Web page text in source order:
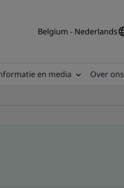
Belgium - Nederlands
en media
Over ons